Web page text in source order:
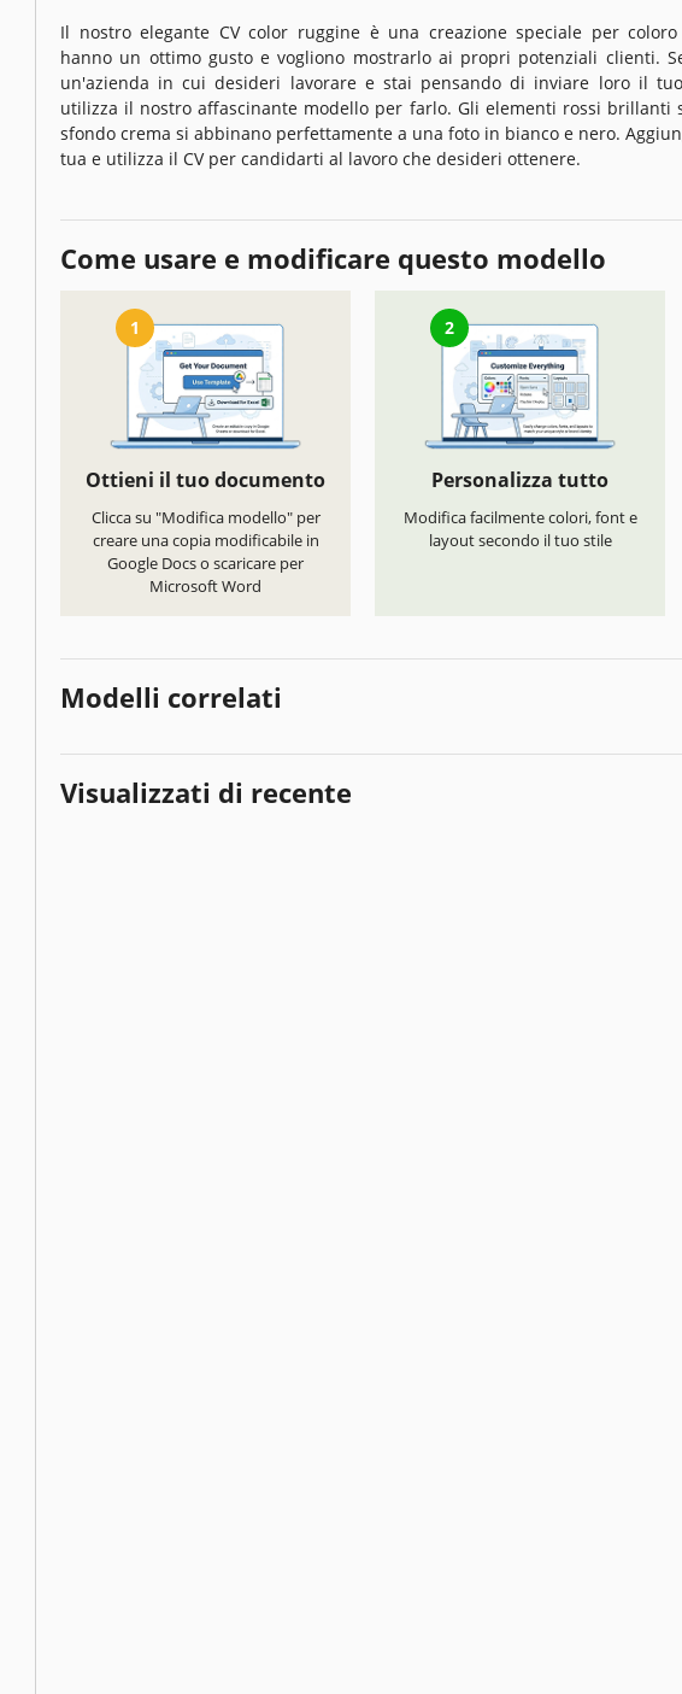
Il nostro elegante CV color ruggine è una creazione speciale per
hanno un ottimo gusto e vogliono mostrarlo ai propri potenziali clienti.
un'azienda in cui desideri lavorare e stai pensando di inviare loro il tuo
utilizza il nostro affascinante modello per farlo. Gli elementi rossi brillanti
sfondo crema si abbinano perfettamente a una foto in bianco e nero.
tua e utilizza il CV per candidarti al lavoro che desideri ottenere.
Come usare e modificare questo modello
1
Ottieni il tuo documento
Clicca su "Modifica modello" per
creare una copia modificabile in
Google Docs o scaricare per
Microsoft Word
2
Personalizza tutto
Modifica facilmente colori, font e
layout secondo il tuo stile
Modelli correlati
Visualizzati di recente